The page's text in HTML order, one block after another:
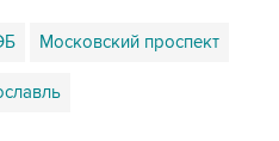
Московский проспект